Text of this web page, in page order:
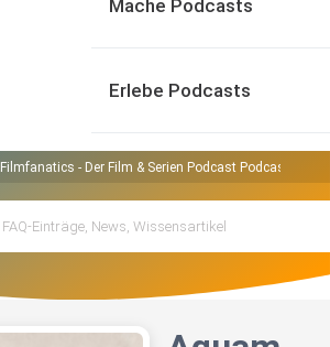
Mache Podcasts
Erlebe Podcasts
Filmfanatics - Der Film & Serien Podcast Podcast